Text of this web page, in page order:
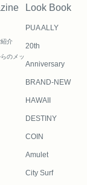
介
のメッ
Look Book
PUA ALLY
20th
Anniversary
BRAND-NEW
HAWAII
DESTINY
COIN
Amulet
City Surf